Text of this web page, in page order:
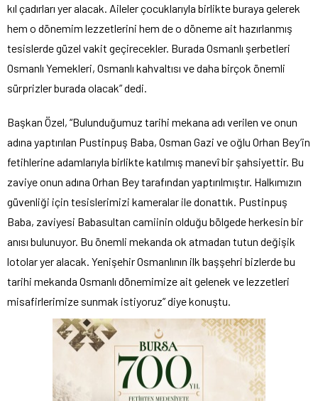
kıl çadırları yer alacak. Aileler çocuklarıyla birlikte buraya gelerek
hem o dönemim lezzetlerini hem de o döneme ait hazırlanmış
tesislerde güzel vakit geçirecekler. Burada Osmanlı şerbetleri
Osmanlı Yemekleri, Osmanlı kahvaltısı ve daha birçok önemli
sürprizler burada olacak” dedi.
Başkan Özel, “Bulunduğumuz tarihi mekana adı verilen ve onun
adına yaptırılan Pustinpuş Baba, Osman Gazi ve oğlu Orhan Bey’in
fetihlerine adamlarıyla birlikte katılmış manevî bir şahsiyettir. Bu
zaviye onun adına Orhan Bey tarafından yaptırılmıştır. Halkımızın
güvenliği için tesislerimizi kameralar ile donattık. Pustinpuş
Baba, zaviyesi Babasultan camiinin olduğu bölgede herkesin bir
anısı bulunuyor. Bu önemli mekanda ok atmadan tutun değişik
lotolar yer alacak. Yenişehir Osmanlının ilk başşehri bizlerde bu
tarihi mekanda Osmanlı dönemimize ait gelenek ve lezzetleri
misafirlerimize sunmak istiyoruz” diye konuştu.